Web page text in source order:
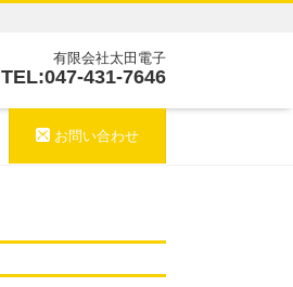
有限会社太田電子
TEL:047-431-7646
お問い合わせ